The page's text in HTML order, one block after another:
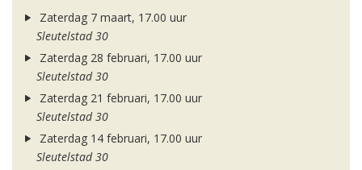
Zaterdag 7 maart, 17.00 uur
Sleutelstad 30
Zaterdag 28 februari, 17.00 uur
Sleutelstad 30
Zaterdag 21 februari, 17.00 uur
Sleutelstad 30
Zaterdag 14 februari, 17.00 uur
Sleutelstad 30